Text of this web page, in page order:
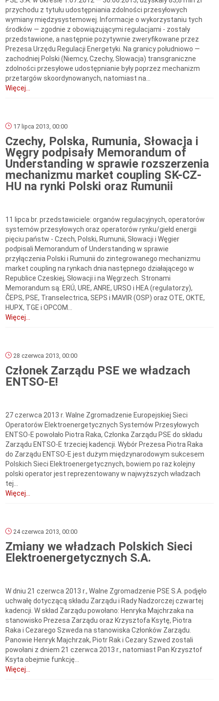
przychodu z tytułu udostępniania zdolności przesyłowych
wymiany międzysystemowej. Informacje o wykorzystaniu tych
środków — zgodnie z obowiązującymi regulacjami - zostały
przedstawione, a następnie pozytywnie zweryfikowane przez
Prezesa Urzędu Regulacji Energetyki. Na granicy południowo —
zachodniej Polski (Niemcy, Czechy, Słowacja) transgraniczne
zdolności przesyłowe udostępnianie były poprzez mechanizm
przetargów skoordynowanych, natomiast na...
Więcej...
17 lipca 2013, 00:00
Czechy, Polska, Rumunia, Słowacja i
Węgry podpisały Memorandum of
Understanding w sprawie rozszerzenia
mechanizmu market coupling SK-CZ-
HU na rynki Polski oraz Rumunii
11 lipca br. przedstawiciele: organów regulacyjnych, operatorów
systemów przesyłowych oraz operatorów rynku/giełd energii
pięciu państw - Czech, Polski, Rumunii, Słowacji i Węgier
podpisali Memorandum of Understanding w sprawie
przyłączenia Polski i Rumunii do zintegrowanego mechanizmu
market coupling na rynkach dnia następnego działającego w
Republice Czeskiej, Słowacji i na Węgrzech. Stronami
Memorandum są: ERÚ, URE, ANRE, URSO i HEA (regulatorzy),
ČEPS, PSE, Transelectrica, SEPS i MAVIR (OSP) oraz OTE, OKTE,
HUPX, TGE i OPCOM...
Więcej...
28 czerwca 2013, 00:00
Członek Zarządu PSE we władzach
ENTSO-E!
27 czerwca 2013 r. Walne Zgromadzenie Europejskiej Sieci
Operatorów Elektroenergetycznych Systemów Przesyłowych
ENTSO-E powołało Piotra Raka, Członka Zarządu PSE do składu
Zarządu ENTSO-E trzeciej kadencji. Wybór Prezesa Piotra Raka
do Zarządu ENTSO-E jest dużym międzynarodowym sukcesem
Polskich Sieci Elektroenergetycznych, bowiem po raz kolejny
polski operator jest reprezentowany w najwyższych władzach
tej...
Więcej...
24 czerwca 2013, 00:00
Zmiany we władzach Polskich Sieci
Elektroenergetycznych S.A.
W dniu 21 czerwca 2013 r., Walne Zgromadzenie PSE S.A. podjęło
uchwałę dotyczącą składu Zarządu i Rady Nadzorczej czwartej
kadencji. W skład Zarządu powołano: Henryka Majchrzaka na
stanowisko Prezesa Zarządu oraz Krzysztofa Ksytę, Piotra
Raka i Cezarego Szweda na stanowiska Członków Zarządu.
Panowie Henryk Majchrzak, Piotr Rak i Cezary Szwed zostali
powołani z dniem 21 czerwca 2013 r., natomiast Pan Krzysztof
Ksyta obejmie funkcję...
Więcej...